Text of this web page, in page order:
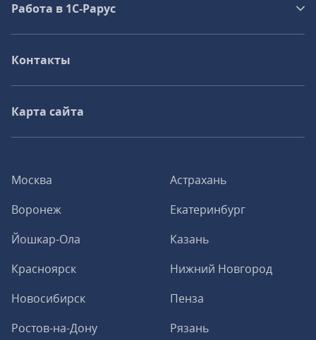
Москва
Астрахань
Воронеж
Екатеринбург
Йошкар-Ола
Казань
Красноярск
Нижний Новгород
Новосибирск
Пенза
Ростов-на-Дону
Рязань
Работа в 1С‑Рарус
Контакты
Карта сайта